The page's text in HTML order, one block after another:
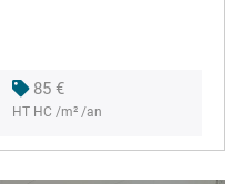
85 €
HT HC /m² /an